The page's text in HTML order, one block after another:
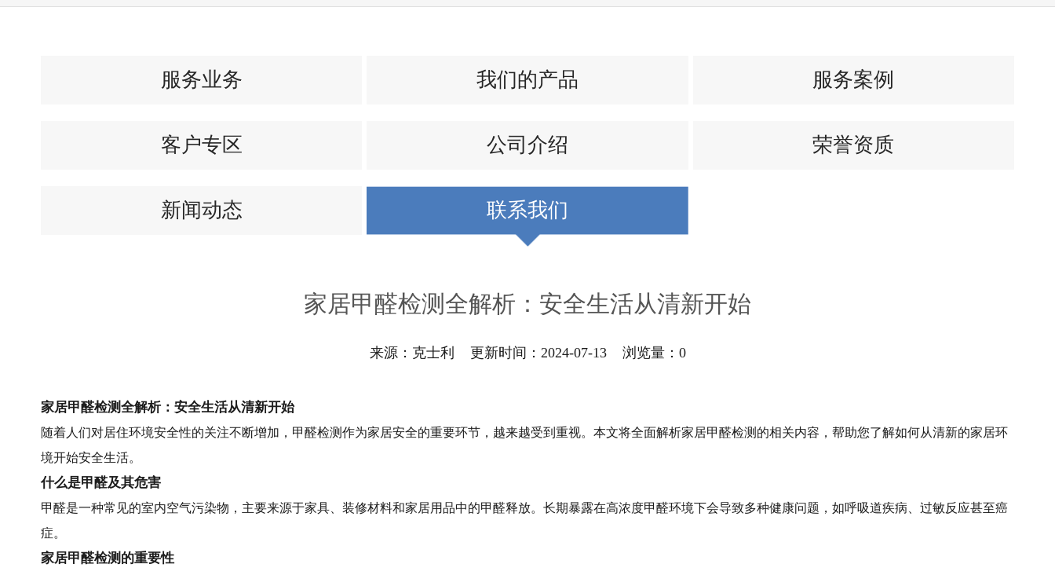
服务业务 我们的产品 服务案例
客户专区 公司介绍 荣誉资质
新闻动态 联系我们
家居甲醛检测全解析：安全生活从清新开始
来源：克士利 更新时间：2024-07-13 浏览量： 0
家居甲醛检测全解析：安全生活从清新开始
随着人们对居住环境安全性的关注不断增加，甲醛检测作为家居安全的重要环节，越来越受到重视。本文将全面解析家居甲醛检测的相关内容，帮助您了解如何从清新的家居环
境开始安全生活。
什么是甲醛及其危害
甲醛是一种常见的室内空气污染物，主要来源于家具、装修材料和家居用品中的甲醛释放。长期暴露在高浓度甲醛环境下会导致多种健康问题，如呼吸道疾病、过敏反应甚至癌
症。
家居甲醛检测的重要性